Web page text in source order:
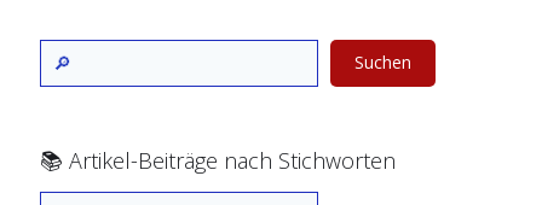
Suchen
📚 Artikel-Beiträge nach Stichworten